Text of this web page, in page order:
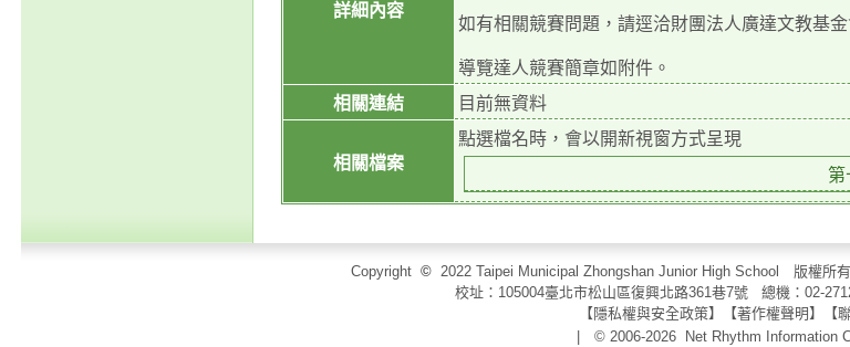
詳細內容
如有相關競賽問題，請逕洽財團法人廣達文教基
導覽達人競賽簡章如附件。
相關連結
目前無資料
相關檔案
點選檔名時，會以開新視窗方式呈現
第
Copyright © 2022 Taipei Municipal Zhongshan Junior High School 版權所
校址：105004臺北市松山區復興北路361巷7號 總機：02-
【隱私權與安全政策】【著作權聲明 】 【
| © 2006-2026
Net Rhythm Information